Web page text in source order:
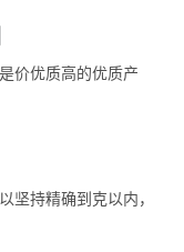
价优质高的优质产
坚持精确到克以内，